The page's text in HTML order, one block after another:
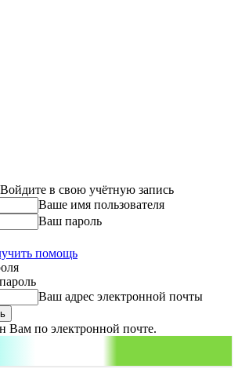
в свою учётную запись
Ваше имя пользователя
Ваш пароль
помощь
Ваш адрес электронной почты
Вам по электронной почте.